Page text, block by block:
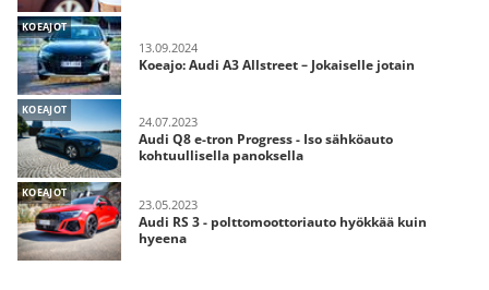
KOEAJOT
13.09.2024
Koeajo: Audi A3 Allstreet – Jokaiselle jotain
KOEAJOT
24.07.2023
Audi Q8 e-tron Progress - Iso sähköauto
kohtuullisella panoksella
KOEAJOT
23.05.2023
Audi RS 3 - polttomoottoriauto hyökkää kuin
hyeena